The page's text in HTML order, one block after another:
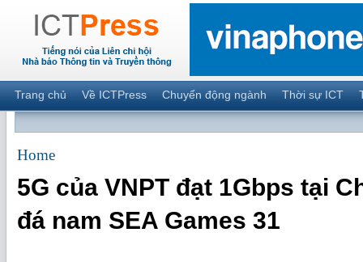
Trang chủ Về ICTPress Chuyển động ngành Thời sự ICT
Home
5G của VNPT đạt 1Gbps tại
đá nam SEA Games 31